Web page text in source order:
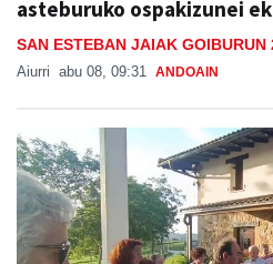
asteburuko ospakizunei
SAN ESTEBAN JAIAK GOIBURUN
Aiurri abu 08, 09:31 ANDOAIN